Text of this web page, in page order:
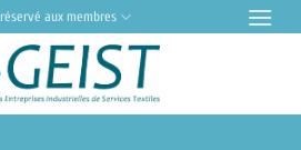
aux membres